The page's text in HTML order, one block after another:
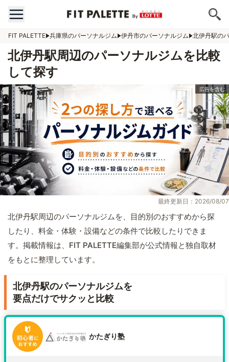
FIT PALETTE 兵庫県のパーソナルジム 伊丹市のパーソナルジム 北伊丹駅の
北伊丹駅周辺のパーソナルジムを比較
して探す
最終更新日：2026/08/07
北伊丹駅周辺のパーソナルジムを、目的別のおすすめから探
したり、料金・体験・設備などの条件で比較したりできま
す。掲載情報は、FIT PALETTE編集部が公式情報と独自取材
をもとに整理しています。
北伊丹駅のパーソナルジムを
要点だけでサクッと比較
かたぎり塾